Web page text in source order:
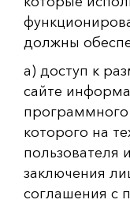
должны
а) доступ к
сайте
программного
которого на
пользователя
заключения
соглашения с